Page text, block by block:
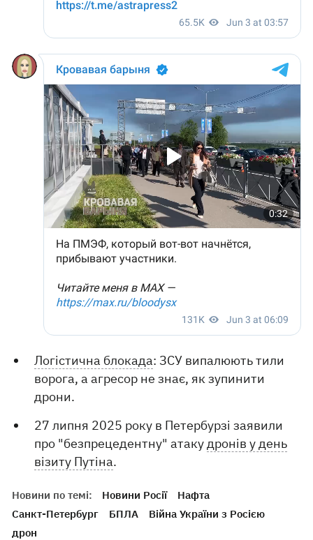
Логістична блокада: ЗСУ випалюють тили
ворога, а агресор не знає, як зупинити
дрони.
27 липня 2025 року в Петербурзі заявили
про "безпрецедентну" атакудронів у день
візиту Путіна.
Новини по темі: Новини Росії
Нафта
Санкт-Петербург
БПЛА
Війна України з Росією
дрон